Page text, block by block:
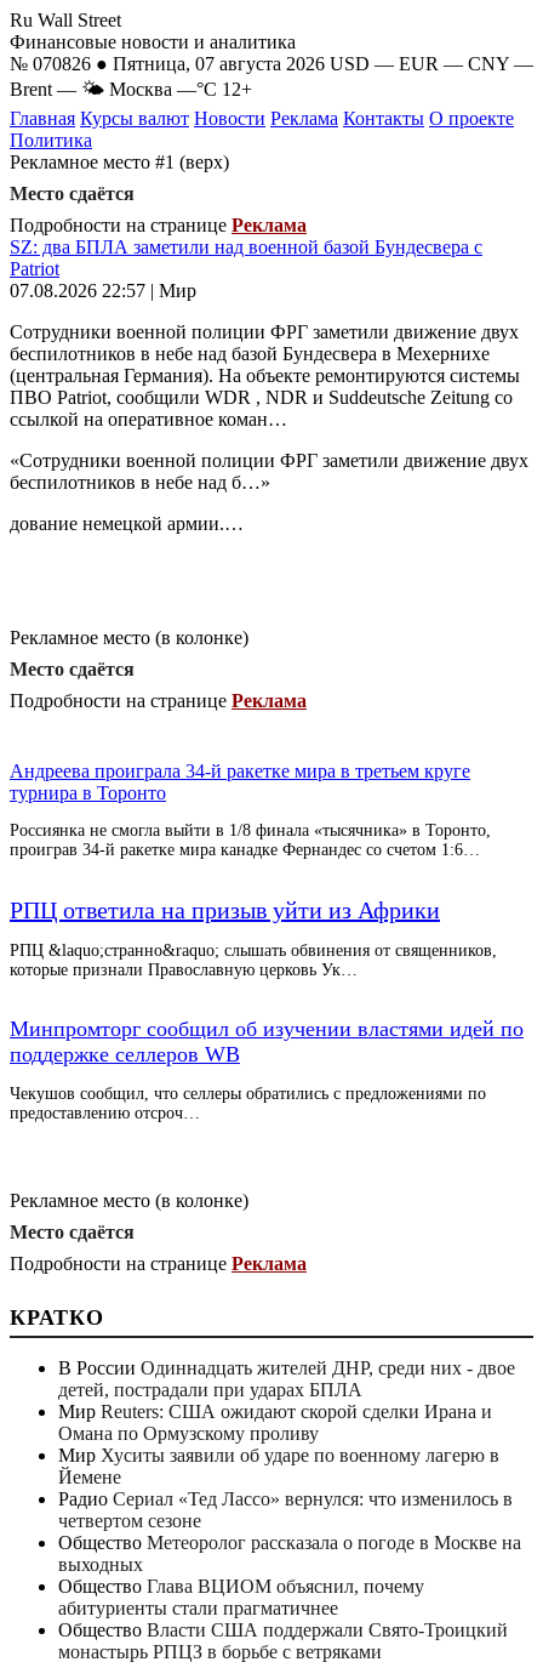
Ru Wall Street
Финансовые новости и аналитика
№ 070826 ● Пятница, 07 августа 2026 USD — EUR — CNY —
Brent — 🌤 Москва —°C 12+
Главная Курсы валют Новости Реклама Контакты О проекте
Политика
Рекламное место #1 (верх)
Место сдаётся
Подробности на странице Реклама
SZ: два БПЛА заметили над военной базой Бундесвера с
Patriot
07.08.2026 22:57 | Мир
Сотрудники военной полиции ФРГ заметили движение двух
беспилотников в небе над базой Бундесвера в Мехернихе
(центральная Германия). На объекте ремонтируются системы
ПВО Patriot, сообщили WDR , NDR и Suddeutsche Zeitung со
ссылкой на оперативное коман…
«Сотрудники военной полиции ФРГ заметили движение двух
беспилотников в небе над б…»
дование немецкой армии.…
Рекламное место (в колонке)
Место сдаётся
Подробности на странице Реклама
Андреева проиграла 34-й ракетке мира в третьем круге
турнира в Торонто
Россиянка не смогла выйти в 1/8 финала «тысячника» в Торонто,
проиграв 34-й ракетке мира канадке Фернандес со счетом 1:6…
РПЦ ответила на призыв уйти из Африки
РПЦ &laquo;странно&raquo; слышать обвинения от священников,
которые признали Православную церковь Ук…
Минпромторг сообщил об изучении властями идей по
поддержке селлеров WB
Чекушов сообщил, что селлеры обратились с предложениями по
предоставлению отсроч…
Рекламное место (в колонке)
Место сдаётся
Подробности на странице Реклама
КРАТКО
В России Одиннадцать жителей ДНР, среди них - двое
детей, пострадали при ударах БПЛА
Мир Reuters: США ожидают скорой сделки Ирана и
Омана по Ормузскому проливу
Мир Хуситы заявили об ударе по военному лагерю в
Йемене
Радио Сериал «Тед Лассо» вернулся: что изменилось в
четвертом сезоне
Общество Метеоролог рассказала о погоде в Москве на
выходных
Общество Глава ВЦИОМ объяснил, почему
абитуриенты стали прагматичнее
Общество Власти США поддержали Свято-Троицкий
монастырь РПЦЗ в борьбе с ветряками